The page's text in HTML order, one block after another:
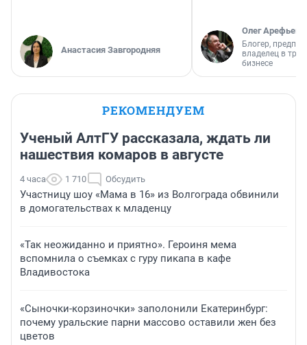
Анастасия Завгородняя
Олег Арефьев
Блогер,
владелец в
бизнесе
РЕКОМЕНДУЕМ
Ученый АлтГУ рассказала, ждать ли
нашествия комаров в августе
4 часа 1 710 Обсудить
Участницу шоу «Мама в 16» из Волгограда обвинили
в домогательствах к младенцу
«Так неожиданно и приятно». Героиня мема
вспомнила о съемках с гуру пикапа в кафе
Владивостока
«Сыночки-корзиночки» заполонили Екатеринбург:
почему уральские парни массово оставили жен без
цветов